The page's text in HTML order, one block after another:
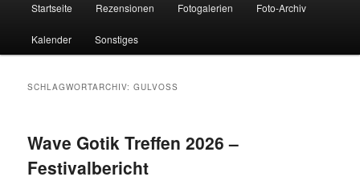
Startseite Rezensionen Fotogalerien Foto-Archiv
Kalender Sonstiges
SCHLAGWORTARCHIV:GULVOSS
Wave Gotik Treffen 2026 –
Festivalbericht